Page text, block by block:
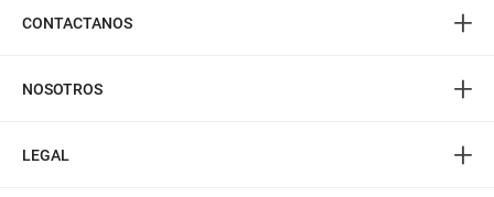
CONTACTANOS +
NOSOTROS +
LEGAL +